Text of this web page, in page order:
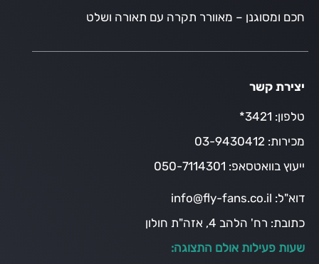
חכם ומסוגנן – מאוורר תקרה עם תאורה ושלט
יצירת קשר
טלפון: 3421*
מכירות: 03-9430412
ייעוץ בוואטסאפ: 050-7114301
דוא"ל: info@fly-fans.co.il
כתובת: רח' הלהב 4, אזה"ת חולון
שעות פעילות אולם התצוגה: